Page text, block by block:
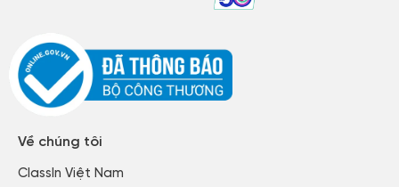
Về chúng tôi
ClassIn Việt Nam​